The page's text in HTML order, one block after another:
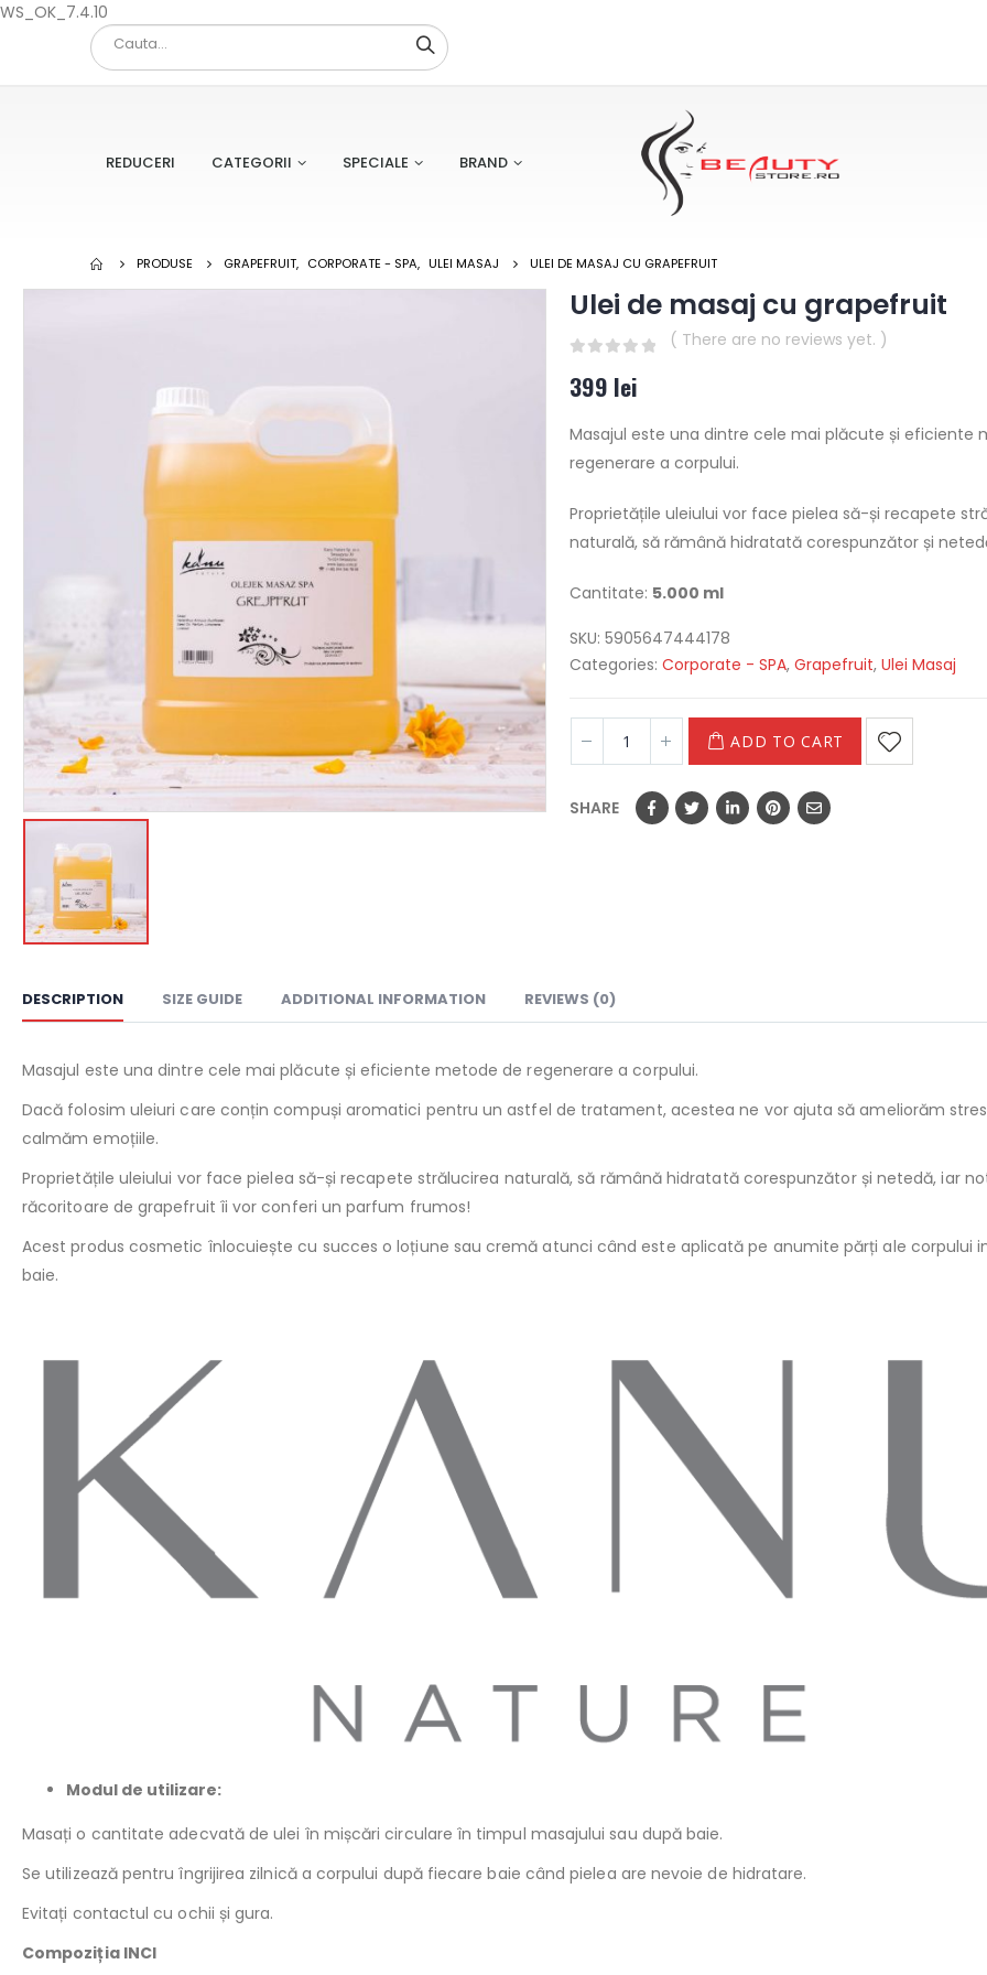
WS_OK_7.4.10
REDUCERI CATEGORII SPECIALE BRAND
PRODUSE GRAPEFRUIT, CORPORATE - SPA, ULEI MASAJ ULEI DE MASAJ CU GRAPEFRUIT
Ulei de masaj cu grapefruit
( There are no reviews yet. )
399 lei
Masajul este una dintre cele mai plăcute și eficiente
regenerare a corpului.
Proprietățile uleiului vor face pielea să-și recapete
naturală, să rămână hidratată corespunzător și
Cantitate: 5.000 ml
SKU: 5905647444178
Categories: Corporate - SPA, Grapefruit, Ulei Masaj
ADD TO CART
SHARE
DESCRIPTION SIZE GUIDE ADDITIONAL INFORMATION REVIEWS (0)
Masajul este una dintre cele mai plăcute și eficiente metode de regenerare a corpului.
Dacă folosim uleiuri care conțin compuși aromatici pentru un astfel de tratament, acestea ne vor ajuta să ameliorăm
calmăm emoțiile.
Proprietățile uleiului vor face pielea să-și recapete strălucirea naturală, să rămână hidratată corespunzător și netedă, iar
răcoritoare de grapefruit îi vor conferi un parfum frumos!
Acest produs cosmetic înlocuiește cu succes o loțiune sau cremă atunci când este aplicată pe anumite părți ale corpului
baie.
Modul de utilizare:
Masați o cantitate adecvată de ulei în mișcări circulare în timpul masajului sau după baie.
Se utilizează pentru îngrijirea zilnică a corpului după fiecare baie când pielea are nevoie de hidratare.
Evitați contactul cu ochii și gura.
Compoziția INCI